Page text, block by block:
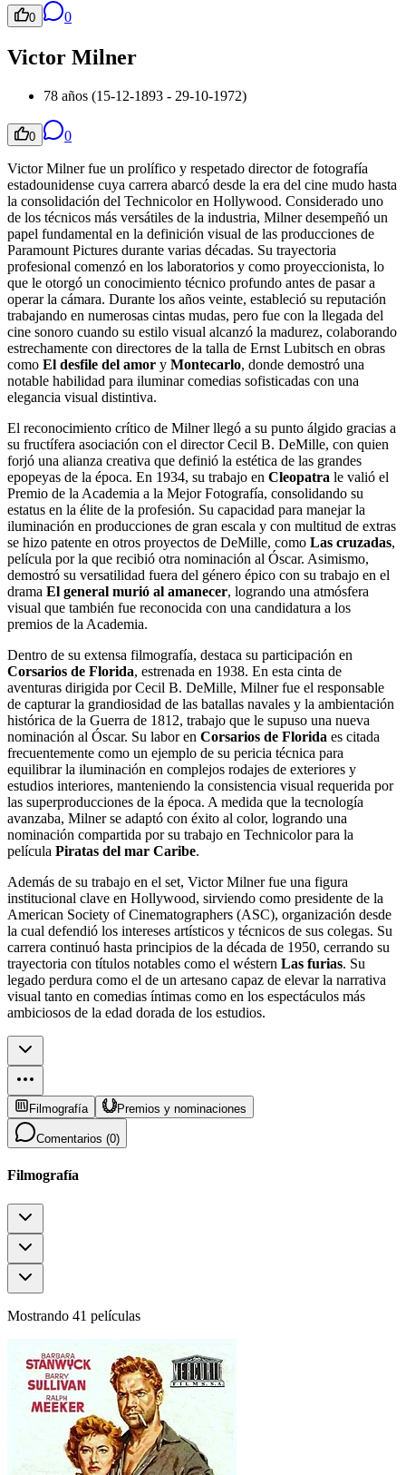
0 0
Victor Milner
78 años (15-12-1893 - 29-10-1972)
0 0
Victor Milner fue un prolífico y respetado director de fotografía
estadounidense cuya carrera abarcó desde la era del cine mudo hasta
la consolidación del Technicolor en Hollywood. Considerado uno
de los técnicos más versátiles de la industria, Milner desempeñó un
papel fundamental en la definición visual de las producciones de
Paramount Pictures durante varias décadas. Su trayectoria
profesional comenzó en los laboratorios y como proyeccionista, lo
que le otorgó un conocimiento técnico profundo antes de pasar a
operar la cámara. Durante los años veinte, estableció su reputación
trabajando en numerosas cintas mudas, pero fue con la llegada del
cine sonoro cuando su estilo visual alcanzó la madurez, colaborando
estrechamente con directores de la talla de Ernst Lubitsch en obras
como El desfile del amor y Montecarlo, donde demostró una
notable habilidad para iluminar comedias sofisticadas con una
elegancia visual distintiva.
El reconocimiento crítico de Milner llegó a su punto álgido gracias a
su fructífera asociación con el director Cecil B. DeMille, con quien
forjó una alianza creativa que definió la estética de las grandes
epopeyas de la época. En 1934, su trabajo en Cleopatra le valió el
Premio de la Academia a la Mejor Fotografía, consolidando su
estatus en la élite de la profesión. Su capacidad para manejar la
iluminación en producciones de gran escala y con multitud de extras
se hizo patente en otros proyectos de DeMille, como Las cruzadas,
película por la que recibió otra nominación al Óscar. Asimismo,
demostró su versatilidad fuera del género épico con su trabajo en el
drama El general murió al amanecer, logrando una atmósfera
visual que también fue reconocida con una candidatura a los
premios de la Academia.
Dentro de su extensa filmografía, destaca su participación en
Corsarios de Florida, estrenada en 1938. En esta cinta de
aventuras dirigida por Cecil B. DeMille, Milner fue el responsable
de capturar la grandiosidad de las batallas navales y la ambientación
histórica de la Guerra de 1812, trabajo que le supuso una nueva
nominación al Óscar. Su labor en Corsarios de Florida es citada
frecuentemente como un ejemplo de su pericia técnica para
equilibrar la iluminación en complejos rodajes de exteriores y
estudios interiores, manteniendo la consistencia visual requerida por
las superproducciones de la época. A medida que la tecnología
avanzaba, Milner se adaptó con éxito al color, logrando una
nominación compartida por su trabajo en Technicolor para la
película Piratas del mar Caribe.
Además de su trabajo en el set, Victor Milner fue una figura
institucional clave en Hollywood, sirviendo como presidente de la
American Society of Cinematographers (ASC), organización desde
la cual defendió los intereses artísticos y técnicos de sus colegas. Su
carrera continuó hasta principios de la década de 1950, cerrando su
trayectoria con títulos notables como el wéstern Las furias. Su
legado perdura como el de un artesano capaz de elevar la narrativa
visual tanto en comedias íntimas como en los espectáculos más
ambiciosos de la edad dorada de los estudios.
Filmografía Premios y nominaciones
Comentarios (0)
Filmografía
Mostrando 41 películas